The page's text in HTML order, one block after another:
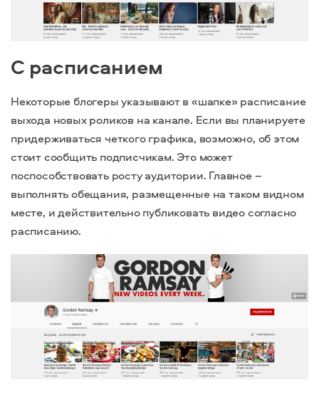
С расписанием
Некоторые блогеры указывают в «шапке» расписание
выхода новых роликов на канале. Если вы планируете
придерживаться четкого графика, возможно, об этом
стоит сообщить подписчикам. Это может
поспособствовать росту аудитории. Главное –
выполнять обещания, размещенные на таком видном
месте, и действительно публиковать видео согласно
расписанию.